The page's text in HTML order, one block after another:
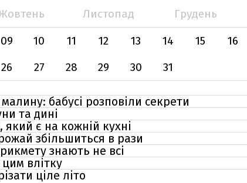
Листопад
Грудень
09 10 11 12 13 14 15 16
26 27 28 29 30 31
бабусі розповіли секрети
та дині
є на кожній кухні
збільшиться в рази
знають не всі
цим влітку
ціле літо